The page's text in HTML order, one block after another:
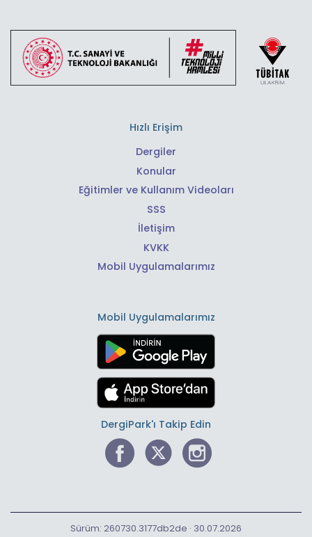
Hızlı Erişim
Dergiler
Konular
Eğitimler ve Kullanım Videoları
SSS
İletişim
KVKK
Mobil Uygulamalarımız
Mobil Uygulamalarımız
DergiPark'ı Takip Edin
Sürüm: 260730.3177db2de · 30.07.2026